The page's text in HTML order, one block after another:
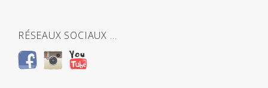
RÉSEAUX SOCIAUX …